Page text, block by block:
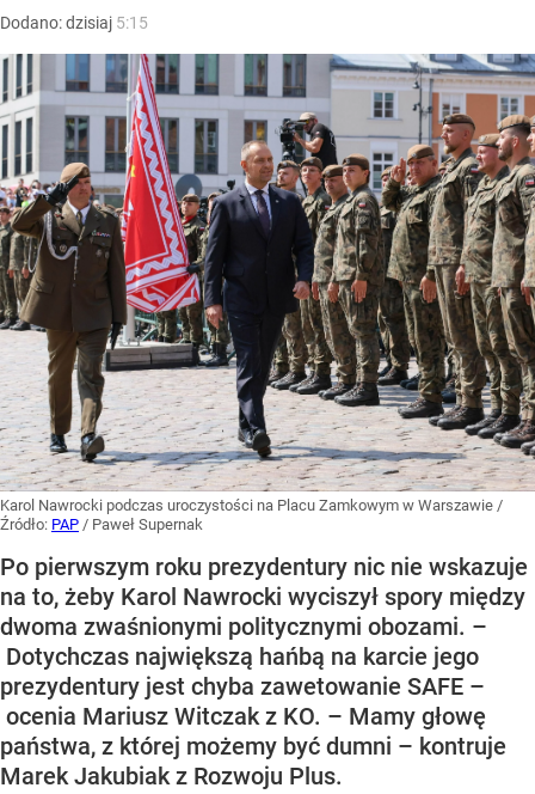
Dodano:dzisiaj 5:15
Karol Nawrocki podczas uroczystości na Placu Zamkowym w Warszawie /
Źródło: PAP / Paweł Supernak
Po pierwszym roku prezydentury nic nie wskazuje
na to, żeby Karol Nawrocki wyciszył spory między
dwoma zwaśnionymi politycznymi obozami. –
Dotychczas największą hańbą na karcie jego
prezydentury jest chyba zawetowanie SAFE –
ocenia Mariusz Witczak z KO. – Mamy głowę
państwa, z której możemy być dumni – kontruje
Marek Jakubiak z Rozwoju Plus.